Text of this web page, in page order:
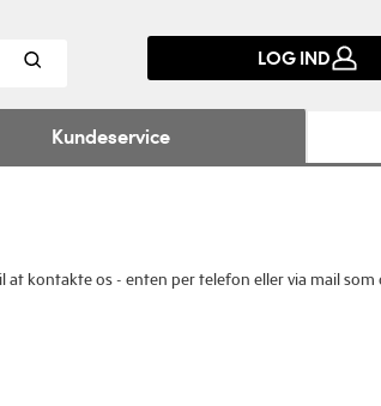
LOG IND
Kundeservice
at kontakte os - enten per telefon eller via mail